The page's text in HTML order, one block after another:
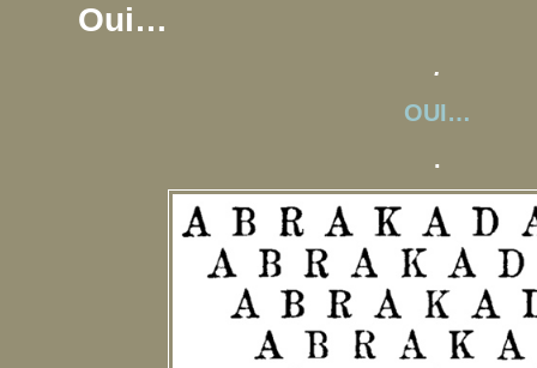
Oui…
.
OUI…
.